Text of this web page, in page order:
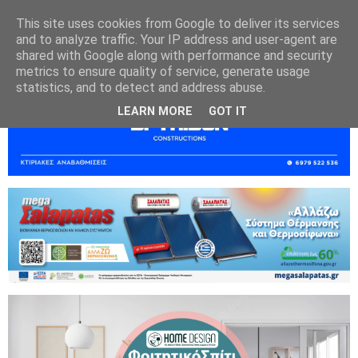
This site uses cookies from Google to deliver its services
and to analyze traffic. Your IP address and user-agent are
shared with Google along with performance and security
metrics to ensure quality of service, generate usage
statistics, and to detect and address abuse.
LEARN MORE GOT IT